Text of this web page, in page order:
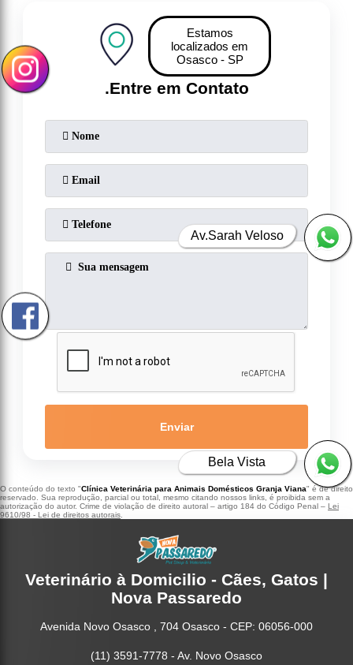
.Entre em Contato
Estamos
localizados em
Osasco - SP
Enviar
O conteúdo do texto "Clínica Veterinária para Animais Domésticos Granja Viana" é de direito
reservado. Sua reprodução, parcial ou total, mesmo citando nossos links, é proibida sem a
autorização do autor. Crime de violação de direito autoral – artigo 184 do Código Penal – Lei
9610/98 - Lei de direitos autorais
Veterinário à Domicilio - Cães, Gatos |
Nova Passaredo
Avenida Novo Osasco , 704 Osasco - CEP: 06056-000
(11) 3591-7778 - Av. Novo Osasco
Av.Sarah Veloso
Bela Vista